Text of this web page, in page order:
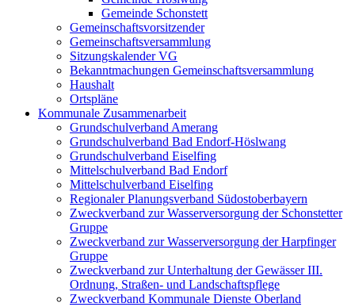
Gemeinde Schonstett
Gemeinschaftsvorsitzender
Gemeinschaftsversammlung
Sitzungskalender VG
Bekanntmachungen Gemeinschaftsversammlung
Haushalt
Ortspläne
Kommunale Zusammenarbeit
Grundschulverband Amerang
Grundschulverband Bad Endorf-Höslwang
Grundschulverband Eiselfing
Mittelschulverband Bad Endorf
Mittelschulverband Eiselfing
Regionaler Planungsverband Südostoberbayern
Zweckverband zur Wasserversorgung der Schonstetter
Gruppe
Zweckverband zur Wasserversorgung der Harpfinger
Gruppe
Zweckverband zur Unterhaltung der Gewässer III.
Ordnung, Straßen- und Landschaftspflege
Zweckverband Kommunale Dienste Oberland